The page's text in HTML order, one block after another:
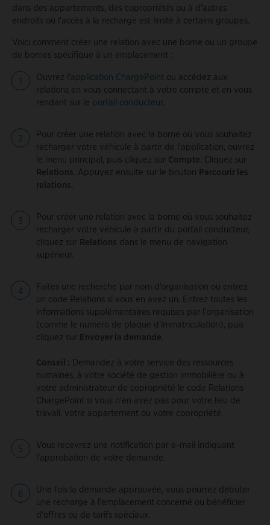
dans des appartements, des copropriétés ou à d'autres
endroits où l'accès à la recharge est limité à certains groupes.
Voici comment créer une relation avec une borne ou un groupe
de bornes spécifique à un emplacement :
Ouvrez l'application ChargePoint ou accédez aux
relations en vous connectant à votre compte et en vous
rendant sur le portail conducteur.
Pour créer une relation avec la borne où vous souhaitez
recharger votre véhicule à partir de l'application, ouvrez
le menu principal, puis cliquez sur Compte. Cliquez sur
Relations. Appuyez ensuite sur le bouton Parcourir les
relations.
Pour créer une relation avec la borne où vous souhaitez
recharger votre véhicule à partir du portail conducteur,
cliquez sur Relations dans le menu de navigation
supérieur.
Faites une recherche par nom d’organisation ou entrez
un code Relations si vous en avez un. Entrez toutes les
informations supplémentaires requises par l'organisation
(comme le numéro de plaque d'immatriculation), puis
cliquez sur Envoyer la demande.
Conseil : Demandez à votre service des ressources
humaines, à votre société de gestion immobilière ou à
votre administrateur de copropriété le code Relations
ChargePoint si vous n'en avez pas pour votre lieu de
travail, votre appartement ou votre copropriété.
Vous recevrez une notification par e-mail indiquant
l’approbation de votre demande.
Une fois la demande approuvée, vous pourrez débuter
une recharge à l'emplacement concerné ou bénéficier
d'offres ou de tarifs spéciaux.